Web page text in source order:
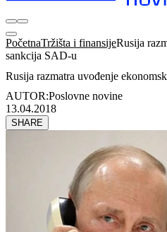
PočetnaTržišta i finansijeRusija
sankcija SAD-u
Rusija razmatra uvođenje
AUTOR:Poslovne novine
13.04.2018
SHARE